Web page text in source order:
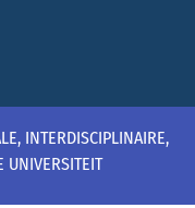
INTERDISCIPLINAIRE,
UNIVERSITEIT